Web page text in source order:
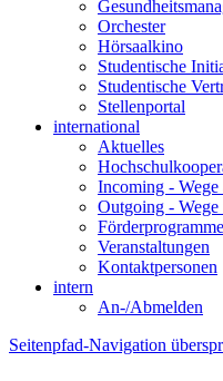
Orchester
Hörsaalkino
Studentische
Studentische
Stellenportal
international
Aktuelles
Incoming -
Outgoing - Wege
Förderprogramme
Veranstaltungen
Kontaktpersonen
intern
An-/Abmelden
Seitenpfad-Navigation